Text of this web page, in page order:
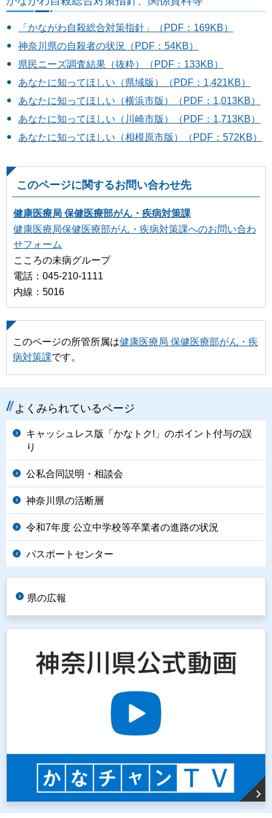
「かながわ自殺総合対策指針」（PDF：169KB）
神奈川県の自殺者の状況（PDF：54KB）
県民ニーズ調査結果（抜粋）（PDF：133KB）
あなたに知ってほしい（県域版）（PDF：1,421KB）
あなたに知ってほしい（横浜市版）（PDF：1,013KB）
あなたに知ってほしい（川崎市版）（PDF：1,713KB）
あなたに知ってほしい（相模原市版）（PDF：572KB）
このページに関するお問い合わせ先
健康医療局 保健医療部がん・疾病対策課
健康医療局保健医療部がん・疾病対策課へのお問い合わ
せフォーム
こころの未病グループ
電話：045-210-1111
内線：5016
このページの所管所属は健康医療局 保健医療部がん・疾
病対策課です。
よくみられているページ
キャッシュレス版「かなトク!」のポイント付与の誤
り
公私合同説明・相談会
神奈川県の活断層
令和7年度 公立中学校等卒業者の進路の状況
パスポートセンター
県の広報